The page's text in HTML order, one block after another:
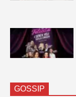
GOSSIP